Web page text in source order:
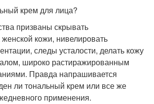
крем для лица?
призваны скрывать
кожи, нивелировать
следы усталости, делать кожу
широко растиражированным
Правда напрашивается
ли тональный крем или все же
применения.